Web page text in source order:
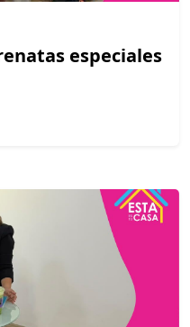
especiales